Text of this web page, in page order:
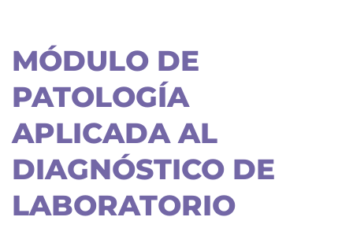
MÓDULO DE
PATOLOGÍA
APLICADA AL
DIAGNÓSTICO DE
LABORATORIO